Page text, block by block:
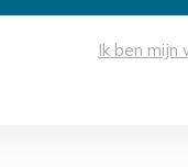
Ik ben